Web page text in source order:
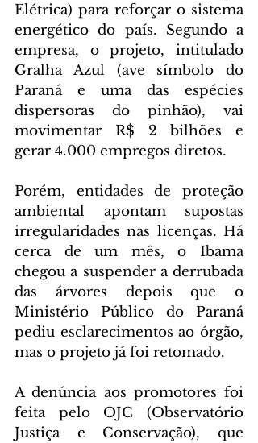
Elétrica) para reforçar o sistema
energético do país. Segundo a
empresa, o projeto, intitulado
Gralha Azul (ave símbolo do
Paraná e uma das espécies
dispersoras do pinhão), vai
movimentar R$ 2 bilhões e
gerar 4.000 empregos diretos.
Porém, entidades de proteção
ambiental apontam supostas
irregularidades nas licenças. Há
cerca de um mês, o Ibama
chegou a suspender a derrubada
das árvores depois que o
Ministério Público do Paraná
pediu esclarecimentos ao órgão,
mas o projeto já foi retomado.
A denúncia aos promotores foi
feita pelo OJC (Observatório
Justiça e Conservação), que